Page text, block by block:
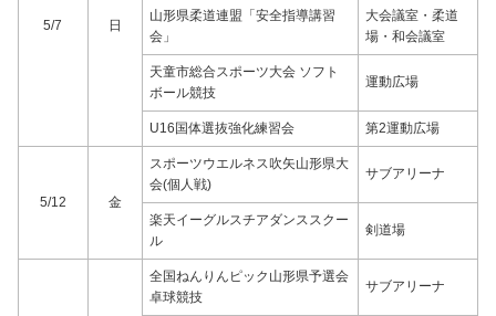
5/7 日
山形県柔道連盟「安全指導講習
会」
大会議室・柔道
場・和会議室
天童市総合スポーツ大会 ソフト
ボール競技
運動広場
U16国体選抜強化練習会 第2運動広場
5/12 金
スポーツウエルネス吹矢山形県大
会(個人戦)
サブアリーナ
楽天イーグルスチアダンススクー
ル
剣道場
全国ねんりんピック山形県予選会
卓球競技
サブアリーナ